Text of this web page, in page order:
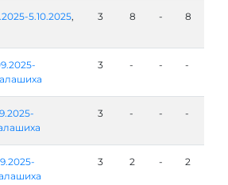
5.10.2025,
3 8 - 8
3 - - -
3 - - -
3 2 - 2